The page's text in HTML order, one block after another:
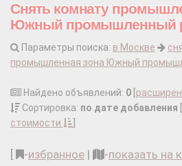
Снять комнату
Южный промышленный
Параметры поиска: в Москве
промышленная зона Южный
Найдено объявлений: 0
Сортировка: по дате добавления
стоимости
-избранное | -показать на